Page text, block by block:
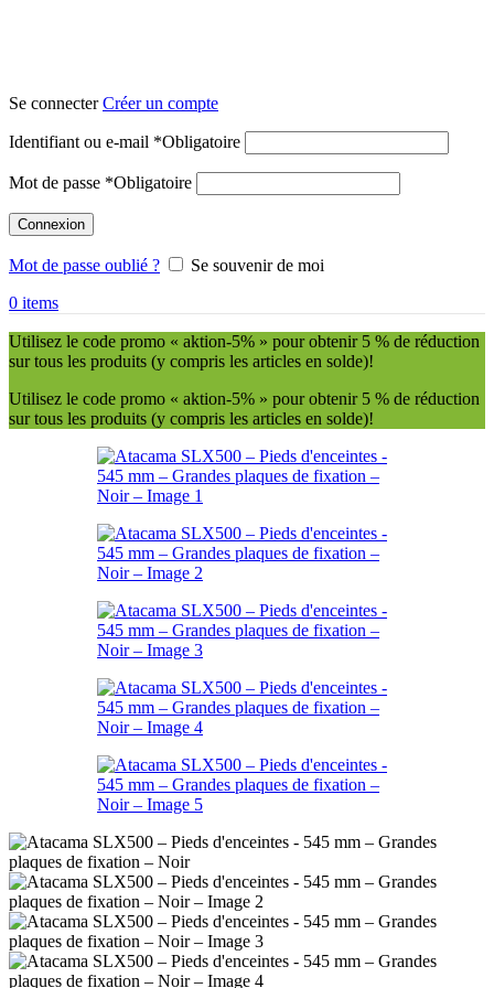
Se connecterCréer un compte
Identifiant ou e-mail *Obligatoire
Mot de passe *Obligatoire
Connexion
Mot de passe oublié ?
Se souvenir de moi
0 items
Utilisez le code promo « aktion-5% » pour obtenir 5 % de réduction
sur tous les produits (y compris les articles en solde)!
Utilisez le code promo « aktion-5% » pour obtenir 5 % de réduction
sur tous les produits (y compris les articles en solde)!